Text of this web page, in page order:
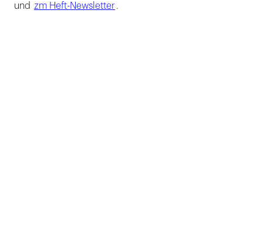
und zm Heft-Newsletter .